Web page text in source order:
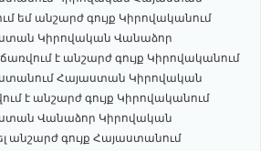
եմ անշարժ գույք Կիրովականում
Կիրովական Վանաձոր
է անշարժ գույք Կիրովականում
Հայաստան Կիրովական
է անշարժ գույք Կիրովականում
Վանաձոր Կիրովական
անշարժ գույք Հայաստանում